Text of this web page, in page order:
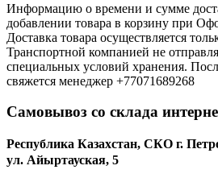
Информацию о времени и сумме
добавлении товара в корзину при
Доставка товара осуществляется
Транспортной компанией не
специальных условий хранения.
свяжется менеджер +77071689268
Самовывоз со склада
Республика Казахстан, СКО г.
ул. Айыртауская, 5